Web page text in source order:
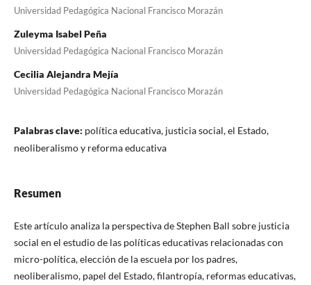
Universidad Pedagógica Nacional Francisco Morazán
Zuleyma Isabel Peña
Universidad Pedagógica Nacional Francisco Morazán
Cecilia Alejandra Mejía
Universidad Pedagógica Nacional Francisco Morazán
Palabras clave: política educativa, justicia social, el Estado,
neoliberalismo y reforma educativa
Resumen
Este artículo analiza la perspectiva de Stephen Ball sobre justicia
social en el estudio de las políticas educativas relacionadas con
micro-política, elección de la escuela por los padres,
neoliberalismo, papel del Estado, filantropía, reformas educativas,